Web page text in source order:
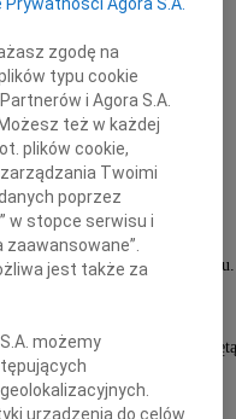
Dubicka
we Lwowie w 1918 roku
żałobna odprawiona zostanie
2010 roku o godzinie 13.00
Wszystkich Świętych w Elblągu.
pół godziny przed mszą
zgodę na
typu cookie
i Agora S.A.
też w każdej
plików cookie,
Twoimi
poprzez
w stopce serwisu i
jest także za
możemy
urządzenia do celów